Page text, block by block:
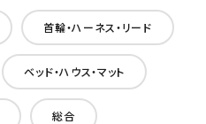
首輪・ハーネス・リード
ベッド・ハウス・マット
総合